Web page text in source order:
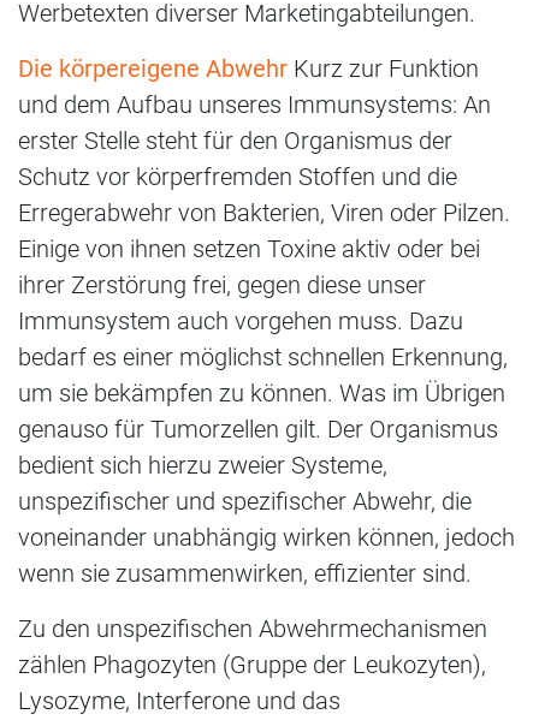
Werbetexten diverser Marketingabteilungen.
Die körpereigene Abwehr Kurz zur Funktion
und dem Aufbau unseres Immunsystems: An
erster Stelle steht für den Organismus der
Schutz vor körperfremden Stoffen und die
Erregerabwehr von Bakterien, Viren oder Pilzen.
Einige von ihnen setzen Toxine aktiv oder bei
ihrer Zerstörung frei, gegen diese unser
Immunsystem auch vorgehen muss. Dazu
bedarf es einer möglichst schnellen Erkennung,
um sie bekämpfen zu können. Was im Übrigen
genauso für Tumorzellen gilt. Der Organismus
bedient sich hierzu zweier Systeme,
unspezifischer und spezifischer Abwehr, die
voneinander unabhängig wirken können, jedoch
wenn sie zusammenwirken, effizienter sind.
Zu den unspezifischen Abwehrmechanismen
zählen Phagozyten (Gruppe der Leukozyten),
Lysozyme, Interferone und das